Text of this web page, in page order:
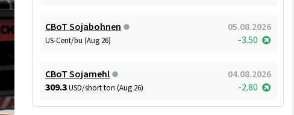
CBoT Sojabohnen 05.08.2026
US-Cent/bu (Aug 26) -3.50
CBoT Sojamehl
04.08.2026
309.3USD/short ton (Aug 26) -2.80